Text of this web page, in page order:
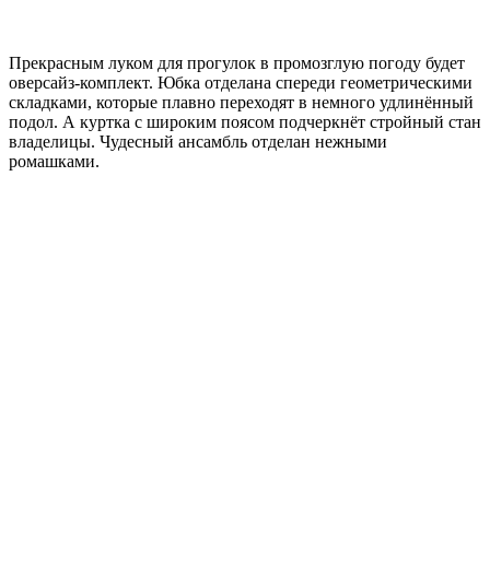
Прекрасным луком для прогулок в промозглую погоду будет
оверсайз-комплект. Юбка отделана спереди геометрическими
складками, которые плавно переходят в немного удлинённый
подол. А куртка с широким поясом подчеркнёт стройный стан
владелицы. Чудесный ансамбль отделан нежными
ромашками.